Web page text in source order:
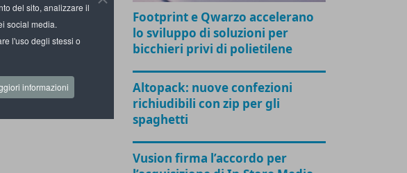
del sito, analizzare il
social media.
l'uso degli stessi o
informazioni
Footprint e Qwarzo accelerano
lo sviluppo di soluzioni per
bicchieri privi di polietilene
Altopack: nuove confezioni
richiudibili con zip per gli
spaghetti
Vusion firma l’accordo per